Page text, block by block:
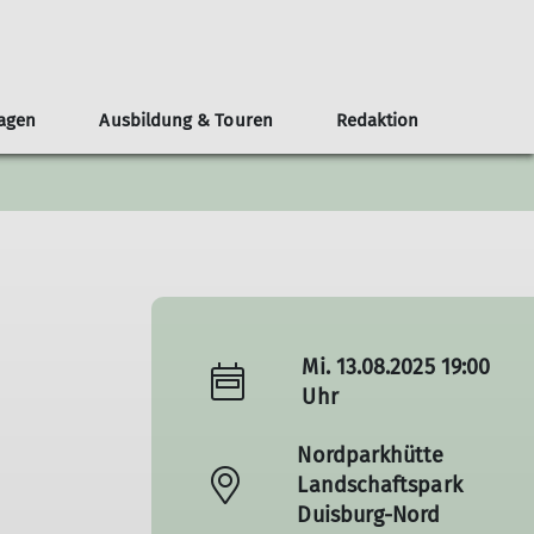
Öffentlichkeit und Klimaschutz
Gruppen Mitgestalten Service
Nordparkhütte im LAPADU
Leistungssport MTB-Gruppe Skigruppe
Topos
Ausbildung & Touren
Teilnahmebedingungen
Redaktion
Redaktionsteam
Mi. 13.08.2025 19:00
Uhr
Nordparkhütte
Landschaftspark
Duisburg-Nord